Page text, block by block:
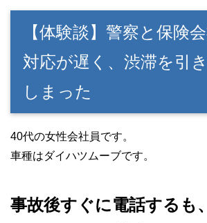
【体験談】警察と保険
対応が遅く、渋滞を引
しまった
40代の女性会社員です。
車種はダイハツムーブです。
事故後すぐに電話するも